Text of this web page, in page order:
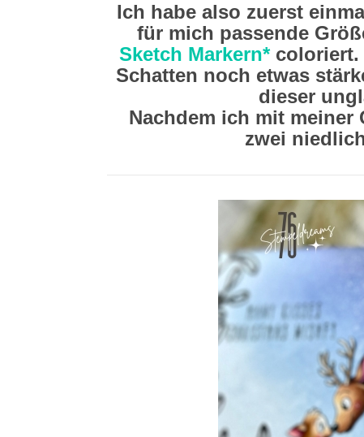
Ich habe also zuerst
für mich passende
Sketch Markern*coloriert.
Schatten noch etwas
dieser
Nachdem ich mit
zwei